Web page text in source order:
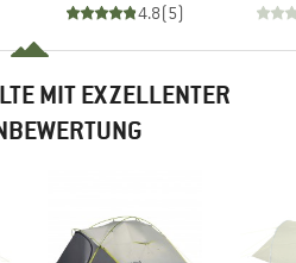
4.8(5)
MIT EXZELLENTER